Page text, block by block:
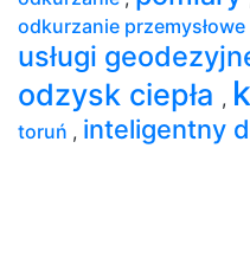
odkurzanie przemysłowe
usługi
odzysk ciepła ,
toruń , inteligentny